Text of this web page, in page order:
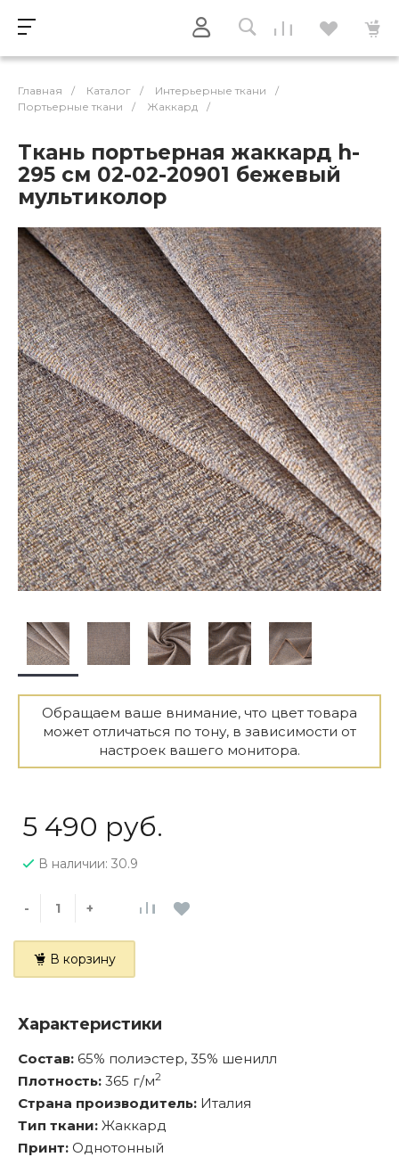
Главная / Каталог / Интерьерные ткани
/
Портьерные ткани
/ Жаккард /
Ткань портьерная жаккард h-
295 см 02-02-20901 бежевый
мультиколор
Обращаем ваше внимание, что цвет товара
может отличаться по тону, в зависимости от
настроек вашего монитора.
5 490 руб.
В наличии: 30.9
- +
В корзину
Характеристики
Состав: 65% полиэстер, 35% шенилл
Плотность: 365 г/м2
Страна производитель: Италия
Тип ткани: Жаккард
Принт: Однотонный